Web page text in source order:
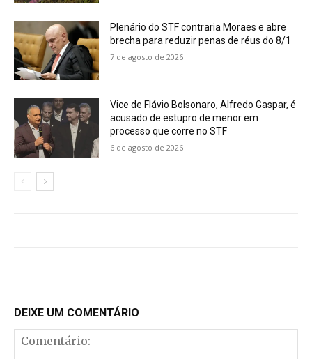
Plenário do STF contraria Moraes e abre
brecha para reduzir penas de réus do 8/1
7 de agosto de 2026
Vice de Flávio Bolsonaro, Alfredo Gaspar, é
acusado de estupro de menor em
processo que corre no STF
6 de agosto de 2026
DEIXE UM COMENTÁRIO